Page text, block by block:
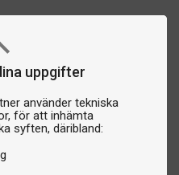
uppgifter
använder tekniska
för att inhämta
syften, däribland: